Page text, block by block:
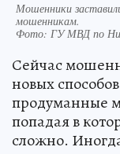
Мошенники
мошенникам.
Фото: ГУ МВД по
Сейчас
новых
продуманные
попадая в
сложно.